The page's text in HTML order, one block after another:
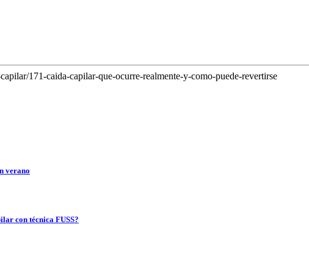
171-caida-capilar-que-ocurre-realmente-y-como-puede-revertirse
verano
con técnica FUSS?